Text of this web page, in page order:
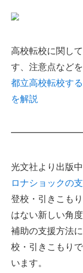
高校転校に関し
す、注意点など
都立高校転校す
を解説
光文社より出版
ロナショックの
登校・引きこも
はない新しい角
補助の支援方法
校・引きこもり
います。